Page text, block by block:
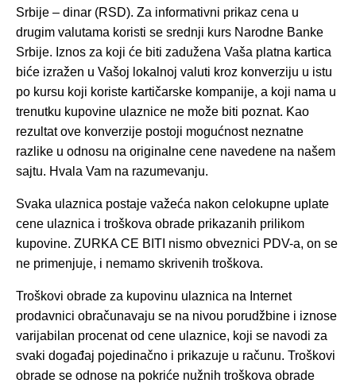
Srbije – dinar (RSD). Za informativni prikaz cena u
drugim valutama koristi se srednji kurs Narodne Banke
Srbije. Iznos za koji će biti zadužena Vaša platna kartica
biće izražen u Vašoj lokalnoj valuti kroz konverziju u istu
po kursu koji koriste kartičarske kompanije, a koji nama u
trenutku kupovine ulaznice ne može biti poznat. Kao
rezultat ove konverzije postoji mogućnost neznatne
razlike u odnosu na originalne cene navedene na našem
sajtu. Hvala Vam na razumevanju.
Svaka ulaznica postaje važeća nakon celokupne uplate
cene ulaznica i troškova obrade prikazanih prilikom
kupovine. ZURKA CE BITI nismo obveznici PDV-a, on se
ne primenjuje, i nemamo skrivenih troškova.
Troškovi obrade za kupovinu ulaznica na Internet
prodavnici obračunavaju se na nivou porudžbine i iznose
varijabilan procenat od cene ulaznice, koji se navodi za
svaki događaj pojedinačno i prikazuje u računu. Troškovi
obrade se odnose na pokriće nužnih troškova obrade